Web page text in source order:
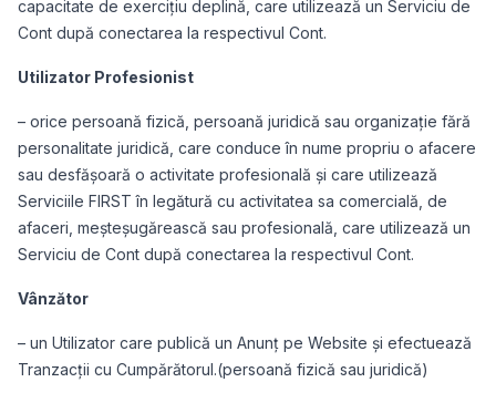
capacitate de exercițiu deplină, care utilizează un Serviciu de
Cont după conectarea la respectivul Cont.
Utilizator Profesionist
– orice persoană fizică, persoană juridică sau organizație fără
personalitate juridică, care conduce în nume propriu o afacere
sau desfășoară o activitate profesională și care utilizează
Serviciile FIRST în legătură cu activitatea sa comercială, de
afaceri, meșteșugărească sau profesională, care utilizează un
Serviciu de Cont după conectarea la respectivul Cont.
Vânzător
– un Utilizator care publică un Anunț pe Website și efectuează
Tranzacții cu Cumpărătorul.(persoană fizică sau juridică)